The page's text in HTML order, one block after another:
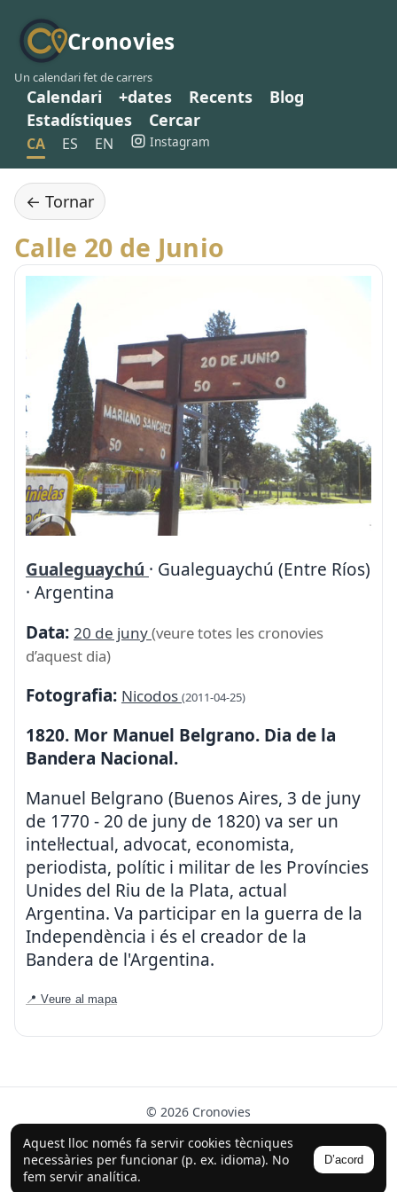
Cronovies
Un calendari fet de carrers
Calendari +dates Recents
Blog
Estadístiques
Cercar
CA ES EN Instagram
Aquest lloc només fa servir cookies tècniques
necessàries per funcionar (p. ex. idioma). No
fem servir analítica.
D’acord
← Tornar
Calle 20 de Junio
Gualeguaychú · Gualeguaychú (Entre Ríos)
· Argentina
Data: 20 de juny(veure totes les cronovies
d’aquest dia)
Fotografia: Nicodos (2011-04-25)
1820. Mor Manuel Belgrano. Dia de la
Bandera Nacional.
Manuel Belgrano (Buenos Aires, 3 de juny
de 1770 - 20 de juny de 1820) va ser un
intel·lectual, advocat, economista,
periodista, polític i militar de les Províncies
Unides del Riu de la Plata, actual
Argentina. Va participar en la guerra de la
Independència i és el creador de la
Bandera de l'Argentina.
📍 Veure al mapa
© 2026 Cronovies
Història als carrers · Desenvolupat amb l’ajuda de la IA
(ChatGPT).
Segueix-nos a Instagram